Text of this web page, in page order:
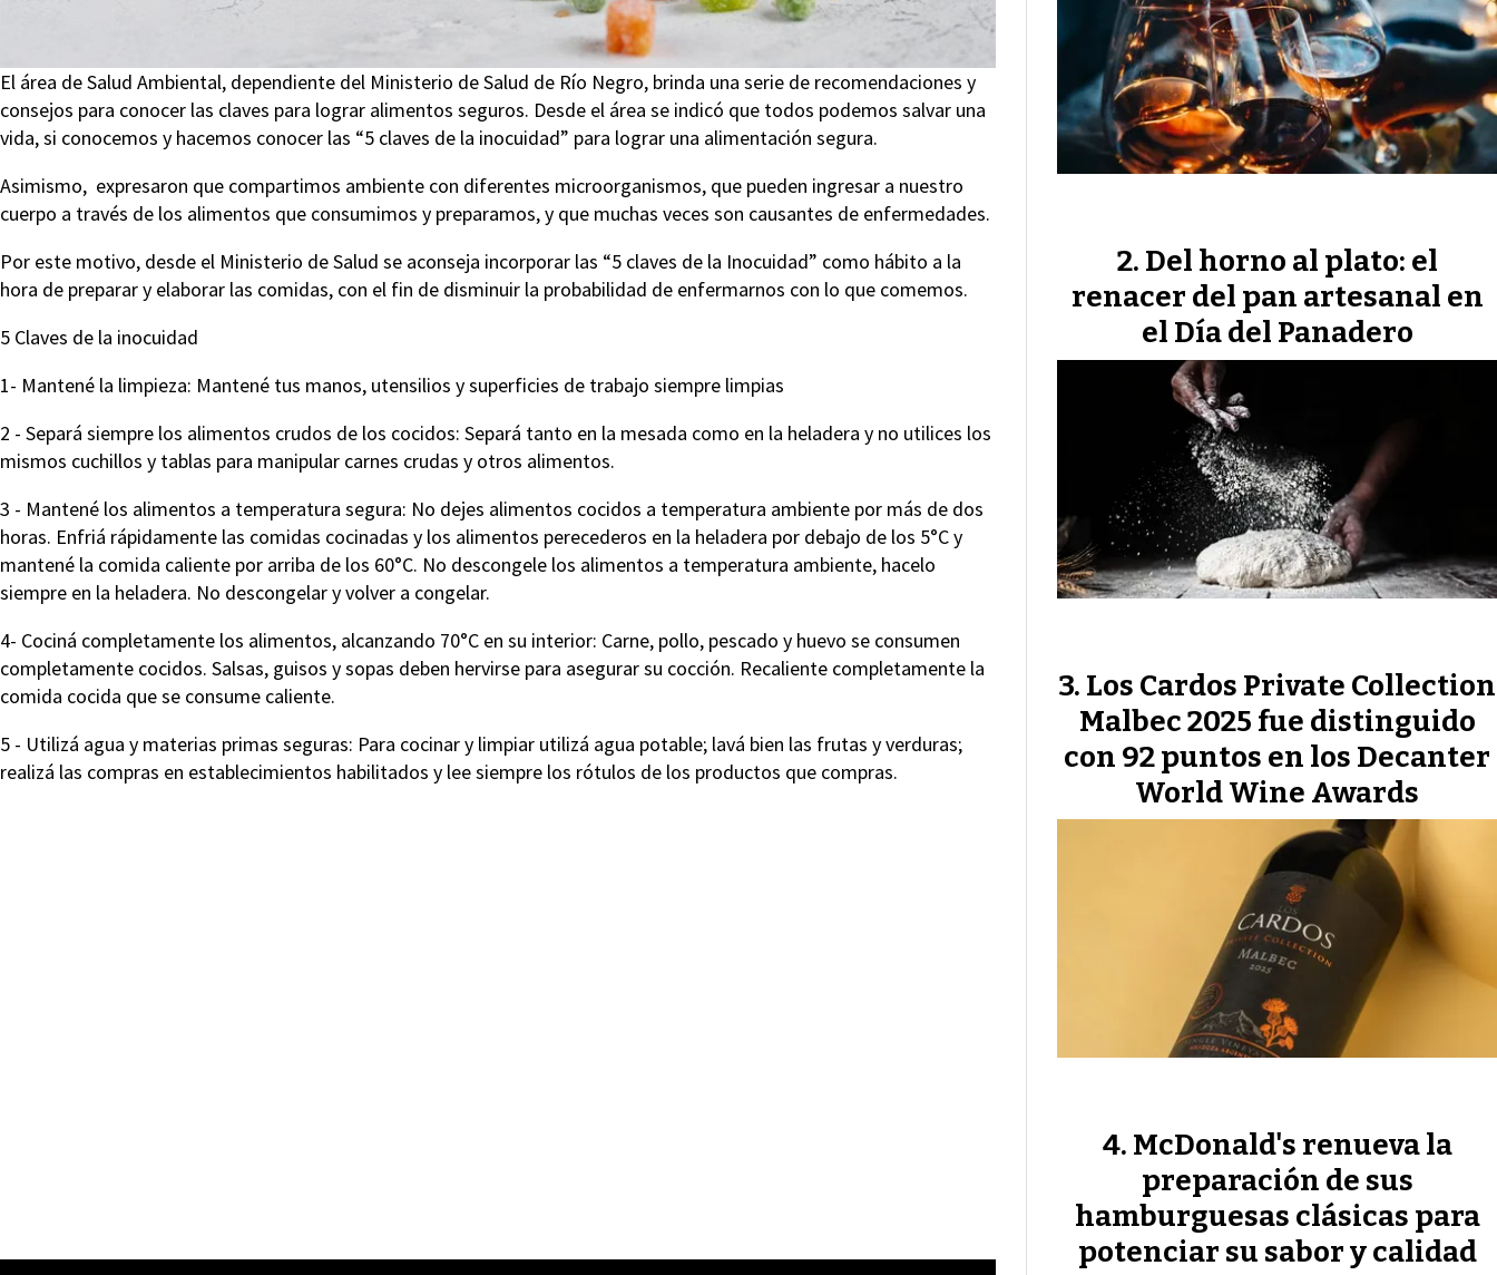
El área de Salud Ambiental, dependiente del Ministerio de Salud de Río Negro, brinda una serie de recomendaciones y
consejos para conocer las claves para lograr alimentos seguros. Desde el área se indicó que todos podemos salvar una
vida, si conocemos y hacemos conocer las “5 claves de la inocuidad” para lograr una alimentación segura.
Asimismo, expresaron que compartimos ambiente con diferentes microorganismos, que pueden ingresar a nuestro
cuerpo a través de los alimentos que consumimos y preparamos, y que muchas veces son causantes de enfermedades.
Por este motivo, desde el Ministerio de Salud se aconseja incorporar las “5 claves de la Inocuidad” como hábito a la
hora de preparar y elaborar las comidas, con el fin de disminuir la probabilidad de enfermarnos con lo que comemos.
5 Claves de la inocuidad
1- Mantené la limpieza: Mantené tus manos, utensilios y superficies de trabajo siempre limpias
2 - Separá siempre los alimentos crudos de los cocidos: Separá tanto en la mesada como en la heladera y no utilices los
mismos cuchillos y tablas para manipular carnes crudas y otros alimentos.
3 - Mantené los alimentos a temperatura segura: No dejes alimentos cocidos a temperatura ambiente por más de dos
horas. Enfriá rápidamente las comidas cocinadas y los alimentos perecederos en la heladera por debajo de los 5°C y
mantené la comida caliente por arriba de los 60°C. No descongele los alimentos a temperatura ambiente, hacelo
siempre en la heladera. No descongelar y volver a congelar.
4- Cociná completamente los alimentos, alcanzando 70°C en su interior: Carne, pollo, pescado y huevo se consumen
completamente cocidos. Salsas, guisos y sopas deben hervirse para asegurar su cocción. Recaliente completamente la
comida cocida que se consume caliente.
5 - Utilizá agua y materias primas seguras: Para cocinar y limpiar utilizá agua potable; lavá bien las frutas y verduras;
realizá las compras en establecimientos habilitados y lee siempre los rótulos de los productos que compras.
Del horno al plato: el
renacer del pan artesanal en
el Día del Panadero
Los Cardos Private Collection
Malbec 2025 fue distinguido
con 92 puntos en los Decanter
World Wine Awards
McDonald's renueva la
preparación de sus
hamburguesas clásicas para
potenciar su sabor y calidad